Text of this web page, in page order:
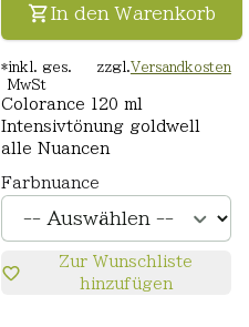
In den Warenkorb
*inkl. ges.
MwSt
zzgl. Versandkosten
Colorance 120 ml
Intensivtönung goldwell
alle Nuancen
Farbnuance
Zur Wunschliste
hinzufügen